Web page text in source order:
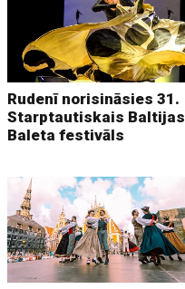
Rudenī norisināsies 31.
Starptautiskais Baltijas
Baleta festivāls